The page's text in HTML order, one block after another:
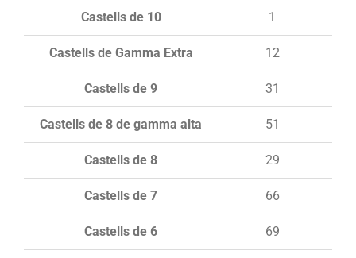
Castells de 10 1
Castells de Gamma Extra 12
Castells de 9 31
Castells de 8 de gamma alta 51
Castells de 8 29
Castells de 7 66
Castells de 6 69